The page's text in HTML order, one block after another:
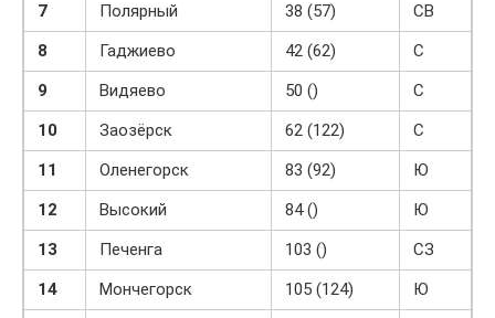
7
Полярный 38 (57)
СВ
8
Гаджиево 42 (62)
С
9
Видяево 50 ()
С
10
Заозёрск 62 (122)
С
11
Оленегорск 83 (92)
Ю
12
Высокий 84 ()
Ю
13
Печенга 103 ()
СЗ
14
Мончегорск 105 (124)
Ю